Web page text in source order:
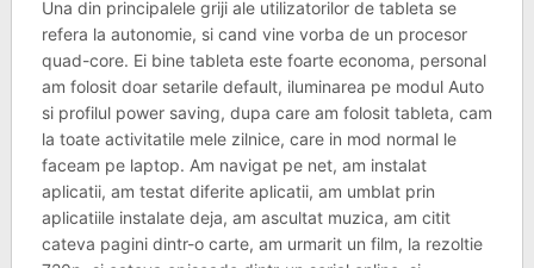
Una din principalele griji ale utilizatorilor de tableta se
refera la autonomie, si cand vine vorba de un procesor
quad-core. Ei bine tableta este foarte economa, personal
am folosit doar setarile default, iluminarea pe modul Auto
si profilul power saving, dupa care am folosit tableta, cam
la toate activitatile mele zilnice, care in mod normal le
faceam pe laptop. Am navigat pe net, am instalat
aplicatii, am testat diferite aplicatii, am umblat prin
aplicatiile instalate deja, am ascultat muzica, am citit
cateva pagini dintr-o carte, am urmarit un film, la rezoltie